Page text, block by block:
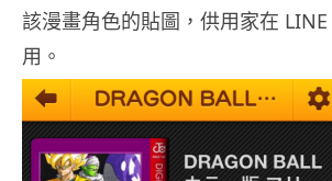
該漫畫角色的貼圖，供用家在
用。